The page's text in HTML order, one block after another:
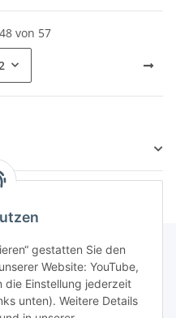
gestatten Sie den
Website: YouTube,
die Einstellung jederzeit
unten). Weitere Details
von 57